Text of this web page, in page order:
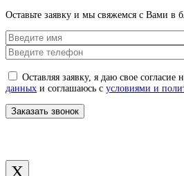
Оставьте заявку и мы свяжемся с Вами в
Оставляя заявку, я даю свое согласие
данных и соглашаюсь с условиями и
X